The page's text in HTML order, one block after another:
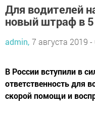
Для водителей
новый штраф в
admin, 7 августа 2019 -
В России вступили в
ответственность для
скорой помощи и